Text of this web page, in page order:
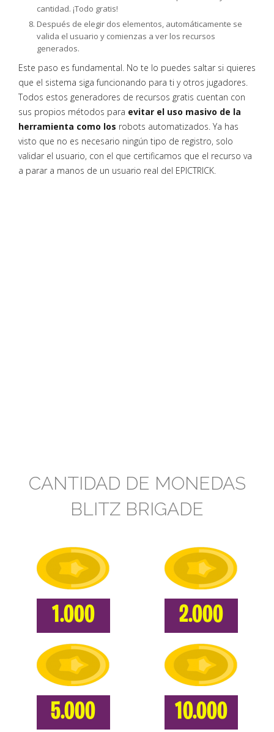
cantidad. ¡Todo gratis!
Después de elegir dos elementos, automáticamente se
valida el usuario y comienzas a ver los recursos
generados.
Este paso es fundamental. No te lo puedes saltar si quieres
que el sistema siga funcionando para ti y otros jugadores.
Todos estos generadores de recursos gratis cuentan con
sus propios métodos para evitar el uso masivo de la
herramienta como los robots automatizados. Ya has
visto que no es necesario ningún tipo de registro, solo
validar el usuario, con el que certificamos que el recurso va
a parar a manos de un usuario real del EPICTRICK.
CANTIDAD DE MONEDAS
BLITZ BRIGADE
1.000 2.000
5.000 10.000